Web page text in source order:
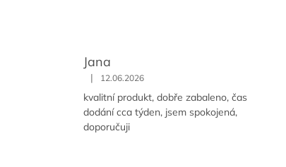
Jana
| 12.06.2026
kvalitní produkt, dobře zabaleno, čas
dodání cca týden, jsem spokojená,
doporučuji